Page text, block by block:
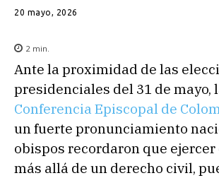
20 mayo, 2026
2 min.
Ante la proximidad de las
presidenciales del 31 de mayo,
Conferencia Episcopal de
un fuerte pronunciamiento
obispos recordaron que ejercer
más allá de un derecho civil,